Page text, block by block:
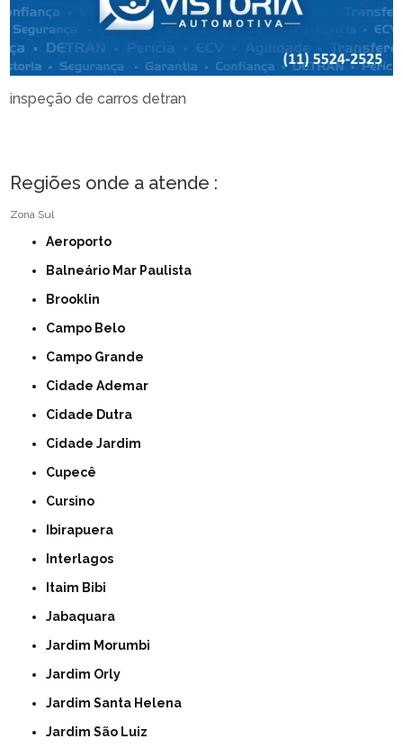
inspeção de carros detran
Regiões onde a atende :
Zona Sul
Aeroporto
Balneário Mar Paulista
Brooklin
Campo Belo
Campo Grande
Cidade Ademar
Cidade Dutra
Cidade Jardim
Cupecê
Cursino
Ibirapuera
Interlagos
Itaim Bibi
Jabaquara
Jardim Morumbi
Jardim Orly
Jardim Santa Helena
Jardim São Luiz